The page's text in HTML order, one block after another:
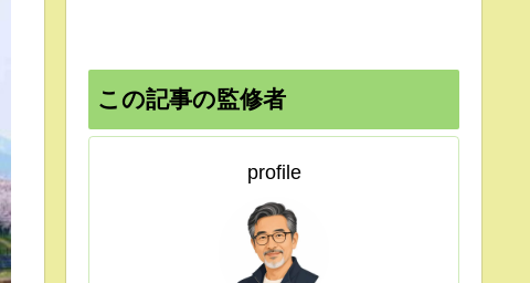
この記事の監修者
profile